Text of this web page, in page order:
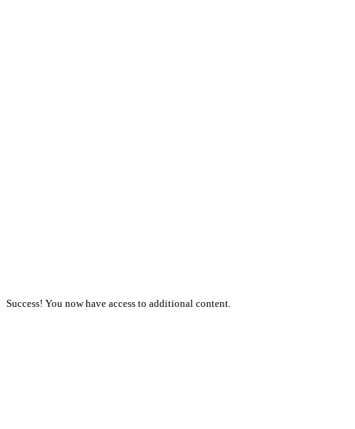
Success! You now have access to additional content.